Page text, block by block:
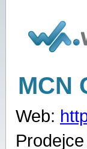
MCN
Web: